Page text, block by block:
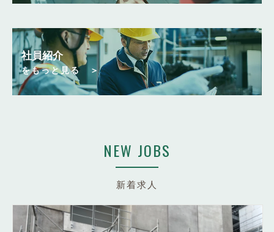
社員紹介
をもっと見る ＞
新着求人
NEW JOBS